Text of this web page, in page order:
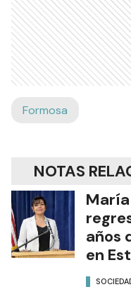
Formosa
NOTAS
años
en